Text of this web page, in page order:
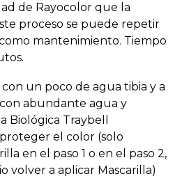
de Rayocolor que la
proceso se puede repetir
mantenimiento. Tiempo
un poco de agua tibia y a
abundante agua y
Biológica Traybell
el color (solo
en el paso 1 o en el paso 2,
volver a aplicar Mascarilla)